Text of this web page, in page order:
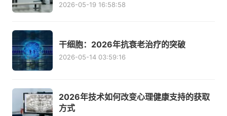
2026-05-19 16:58:58
干细胞：2026年抗衰老治疗的突破
2026-05-14 03:59:16
2026年技术如何改变心理健康支持的获取
方式